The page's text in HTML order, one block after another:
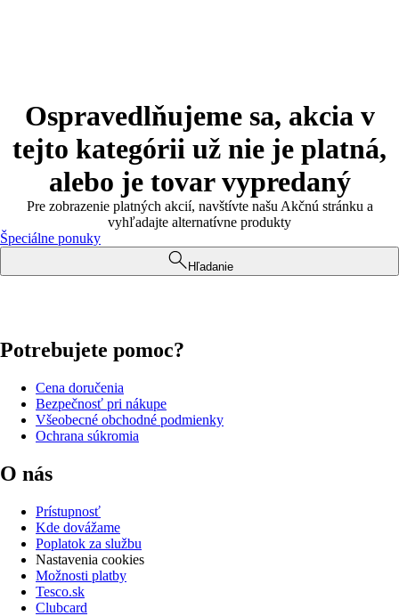
Ospravedlňujeme sa, akcia v
tejto kategórii už nie je platná,
alebo je tovar vypredaný
Pre zobrazenie platných akcií, navštívte našu Akčnú stránku a
vyhľadajte alternatívne produkty
Špeciálne ponuky
Hľadanie
Potrebujete pomoc?
Cena doručenia
Bezpečnosť pri nákupe
Všeobecné obchodné podmienky
Ochrana súkromia
O nás
Prístupnosť
Kde dovážame
Poplatok za službu
Nastavenia cookies
Možnosti platby
Tesco.sk
Clubcard